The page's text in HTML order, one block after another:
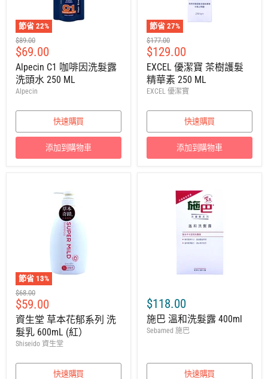
節省 22%
建
議
零
售
價
$89.00
售
價
$69.00
Alpecin C1 咖啡因洗髮露
洗頭水 250 ML
Alpecin
快速購買
添加到購物車
節省 27%
建
議
零
售
價
$177.00
售
價
$129.00
EXCEL 優潔寶 茶樹護髮
精華素 250 ML
EXCEL 優潔寶
快速購買
添加到購物車
節省 13%
建
議
零
售
價
$68.00
售
價
$59.00
資生堂 草本花郁系列 洗
髮乳 600mL (紅）
Shiseido 資生堂
快速購買
$118.00
施巴 溫和洗髮露 400ml
Sebamed 施巴
快速購買